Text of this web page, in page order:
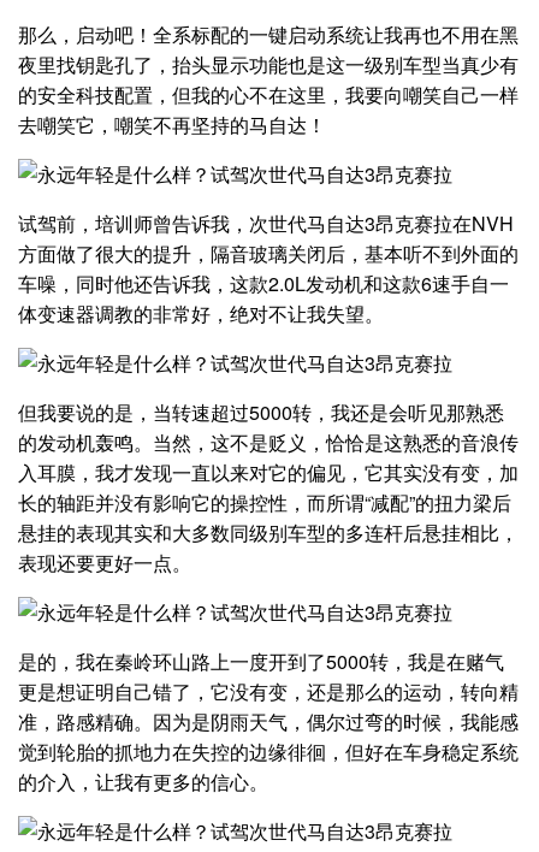
那么，启动吧！全系标配的一键启动系统让我再也不用在黑
夜里找钥匙孔了，抬头显示功能也是这一级别车型当真少有
的安全科技配置，但我的心不在这里，我要向嘲笑自己一样
去嘲笑它，嘲笑不再坚持的马自达！
试驾前，培训师曾告诉我，次世代马自达3昂克赛拉在NVH
方面做了很大的提升，隔音玻璃关闭后，基本听不到外面的
车噪，同时他还告诉我，这款2.0L发动机和这款6速手自一
体变速器调教的非常好，绝对不让我失望。
但我要说的是，当转速超过5000转，我还是会听见那熟悉
的发动机轰鸣。当然，这不是贬义，恰恰是这熟悉的音浪传
入耳膜，我才发现一直以来对它的偏见，它其实没有变，加
长的轴距并没有影响它的操控性，而所谓“减配”的扭力梁后
悬挂的表现其实和大多数同级别车型的多连杆后悬挂相比，
表现还要更好一点。
是的，我在秦岭环山路上一度开到了5000转，我是在赌气
更是想证明自己错了，它没有变，还是那么的运动，转向精
准，路感精确。因为是阴雨天气，偶尔过弯的时候，我能感
觉到轮胎的抓地力在失控的边缘徘徊，但好在车身稳定系统
的介入，让我有更多的信心。